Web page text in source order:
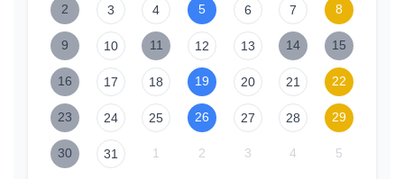
2 3 4 5 6 7 8
9 10 11 12 13 14 15
16 17 18 19 20 21 22
23 24 25 26 27 28 29
30 31 1 2 3 4 5